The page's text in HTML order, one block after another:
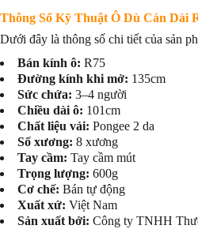
Thông Số Kỹ Thuật Ô Dù Cán Dài
Dưới đây là thông số chi tiết của sản
Bán kính ô: R75
Đường kính khi mở: 135cm
Sức chứa: 3–4 người
Chiều dài ô: 101cm
Chất liệu vải: Pongee 2 da
Số xương: 8 xương
Tay cầm: Tay cầm mút
Trọng lượng: 600g
Cơ chế: Bán tự động
Xuất xứ: Việt Nam
Sản xuất bởi: Công ty TNHH